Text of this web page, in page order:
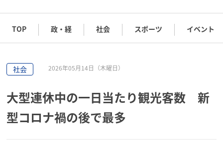
TOP 政・経 社会 スポーツ イベント
社会 2026年05月14日（木曜日）
大型連休中の一日当たり観光客数 新
型コロナ禍の後で最多